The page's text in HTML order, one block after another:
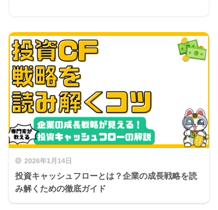
2026年1月14日
投資キャッシュフローとは？企業の成長戦略を読
み解くための徹底ガイド